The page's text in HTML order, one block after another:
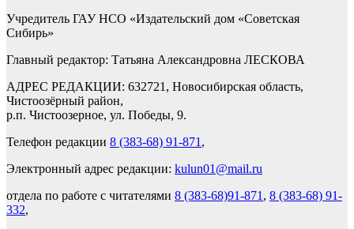
Учредитель ГАУ НСО «Издательский дом «Советская
Сибирь»
Главный редактор: Татьяна Александровна ЛЕСКОВА
АДРЕС РЕДАКЦИИ: 632721, Новосибирская область,
Чистоозёрный район,
р.п. Чистоозерное, ул. Победы, 9.
Телефон редакции 8 (383-68) 91-871 ,
Электронный адрес редакции: kulun01@mail.ru
отдела по работе с читателями 8 (383-68)91-871 , 8 (383-68) 91-
332,